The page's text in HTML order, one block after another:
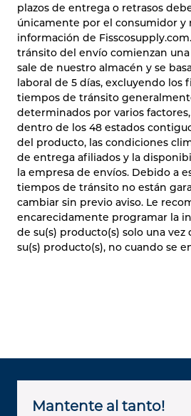
plazos de entrega o retrasos
únicamente por el consumidor y
información de
tránsito del envío comienzan
sale de nuestro almacén y se
laboral de 5 días, excluyendo los
tiempos de tránsito
determinados por varios
dentro de los 48 estados
del producto, las condiciones
de entrega afiliados y la
la empresa de envíos. Debido a
tiempos de tránsito no están
cambiar sin previo aviso. Le
encarecidamente programar la
de su(s) producto(s) solo una
su(s) producto(s), no cuando se
Mantente al tanto!